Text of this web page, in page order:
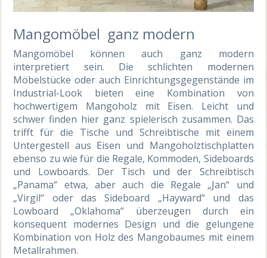
Mangomöbel ganz modern
Mangomöbel können auch ganz modern
interpretiert sein. Die schlichten modernen
Möbelstücke oder auch Einrichtungsgegenstände im
Industrial-Look bieten eine Kombination von
hochwertigem Mangoholz mit Eisen. Leicht und
schwer finden hier ganz spielerisch zusammen. Das
trifft für die Tische und Schreibtische mit einem
Untergestell aus Eisen und Mangoholztischplatten
ebenso zu wie für die Regale, Kommoden, Sideboards
und Lowboards. Der Tisch und der Schreibtisch
„Panama“ etwa, aber auch die Regale „Jan“ und
„Virgil“ oder das Sideboard „Hayward“ und das
Lowboard „Oklahoma“ überzeugen durch ein
konsequent modernes Design und die gelungene
Kombination von Holz des Mangobaumes mit einem
Metallrahmen.